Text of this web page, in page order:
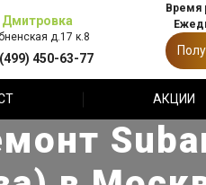
Дмитровка
д.17 к.8
450-63-77
Время
АКЦИИ